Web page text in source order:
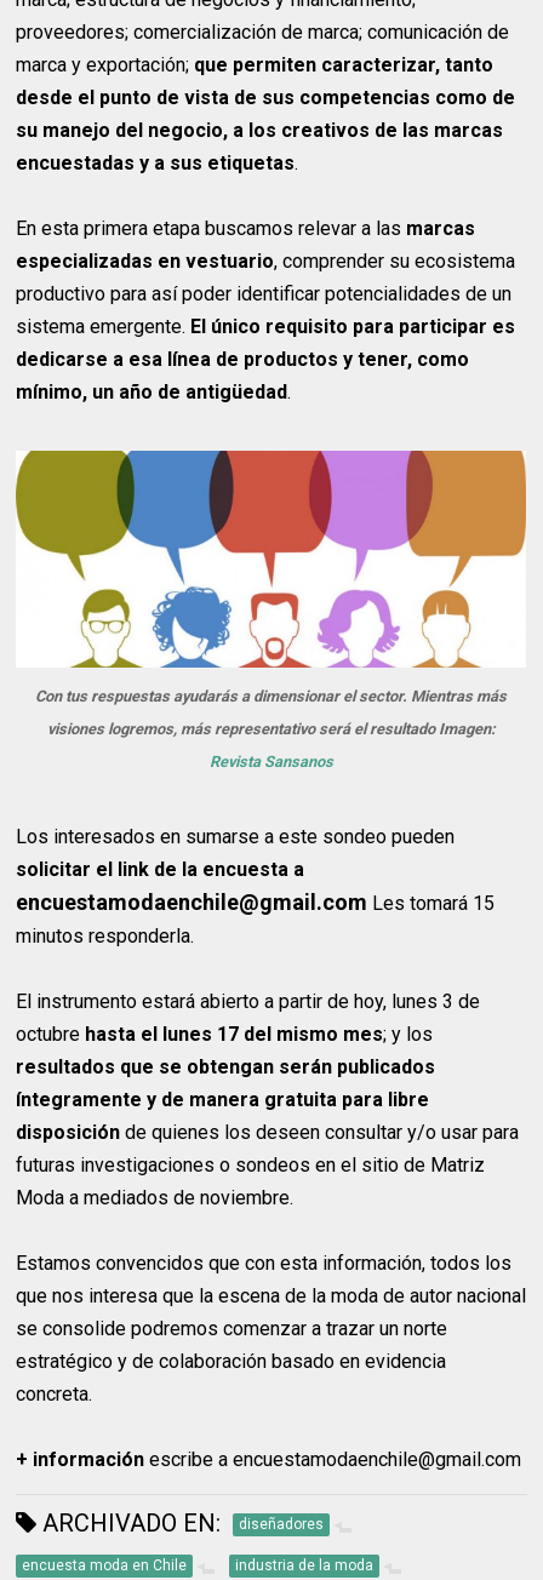
proveedores; comercialización de marca; comunicación de
marca y exportación; que permiten caracterizar, tanto
desde el punto de vista de sus competencias como de
su manejo del negocio, a los creativos de las marcas
encuestadas y a sus etiquetas.
En esta primera etapa buscamos relevar a las marcas
especializadas en vestuario, comprender su ecosistema
productivo para así poder identificar potencialidades de un
sistema emergente. El único requisito para participar es
dedicarse a esa línea de productos y tener, como
mínimo, un año de antigüedad.
Con tus respuestas ayudarás a dimensionar el sector. Mientras más
visiones logremos, más representativo será el resultado Imagen:
Revista Sansanos
Los interesados en sumarse a este sondeo pueden
solicitar el link de la encuesta a
encuestamodaenchile@gmail.com Les tomará 15
minutos responderla.
El instrumento estará abierto a partir de hoy, lunes 3 de
octubre hasta el lunes 17 del mismo mes; y los
resultados que se obtengan serán publicados
íntegramente y de manera gratuita para libre
disposición de quienes los deseen consultar y/o usar para
futuras investigaciones o sondeos en el sitio de Matriz
Moda a mediados de noviembre.
Estamos convencidos que con esta información, todos los
que nos interesa que la escena de la moda de autor nacional
se consolide podremos comenzar a trazar un norte
estratégico y de colaboración basado en evidencia
concreta.
+ información escribe a encuestamodaenchile@gmail.com
ARCHIVADO EN: diseñadores
encuesta moda en Chile industria de la moda